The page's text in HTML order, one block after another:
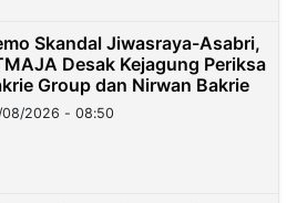
Skandal Jiwasraya-Asabri,
Desak Kejagung Periksa
Group dan Nirwan Bakrie
2026 - 08:50